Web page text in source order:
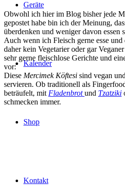
Geräte
Kalender
Shop
Kontakt
Obwohl ich hier im Blog bisher jede
gepostet habe bin ich der Meinung,
überdenken und weniger davon essen
Auch wenn ich Fleisch gerne esse
daher kein Vegetarier oder gar
sehr gerne fleischlose Gerichte und
vor:
Diese Mercimek Köftesi sind vegan
servieren. Ob traditionell als
beträufelt, mit Fladenbrotund Tzatziki
schmecken immer.